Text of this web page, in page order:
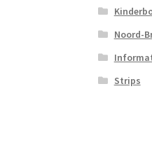
Noord-
Strips